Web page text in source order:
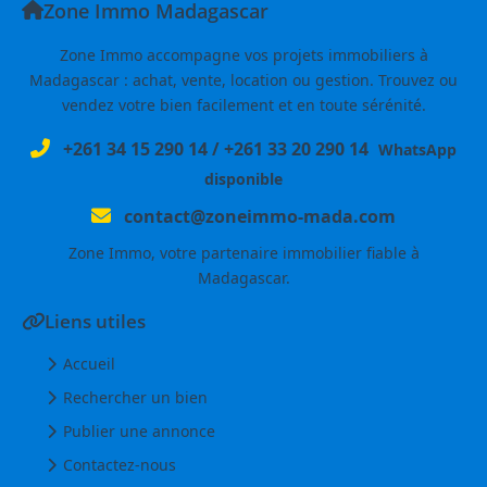
Zone Immo Madagascar
Zone Immo accompagne vos projets immobiliers à
Madagascar : achat, vente, location ou gestion. Trouvez ou
vendez votre bien facilement et en toute sérénité.
+261 34 15 290 14/+261 33 20 290 14 WhatsApp
disponible
contact@zoneimmo-mada.com
Zone Immo, votre partenaire immobilier fiable à
Madagascar.
Liens utiles
Accueil
Rechercher un bien
Publier une annonce
Contactez-nous